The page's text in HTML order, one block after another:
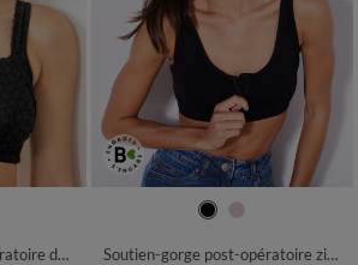
Soutien-gorge post-opératoire dentelle doublée coton forme emboîtante - sans armatures Soutien-gorge post-opératoire zippé devant - sans armatures